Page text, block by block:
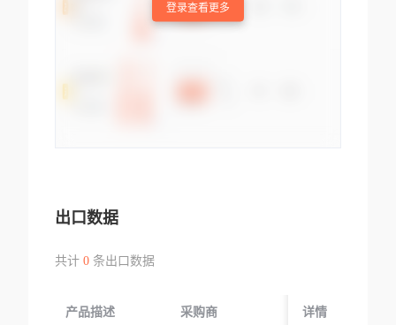
登录查看更多
出口数据
共计 0条出口数据
产品描述 采购商 起运国/地区
详情